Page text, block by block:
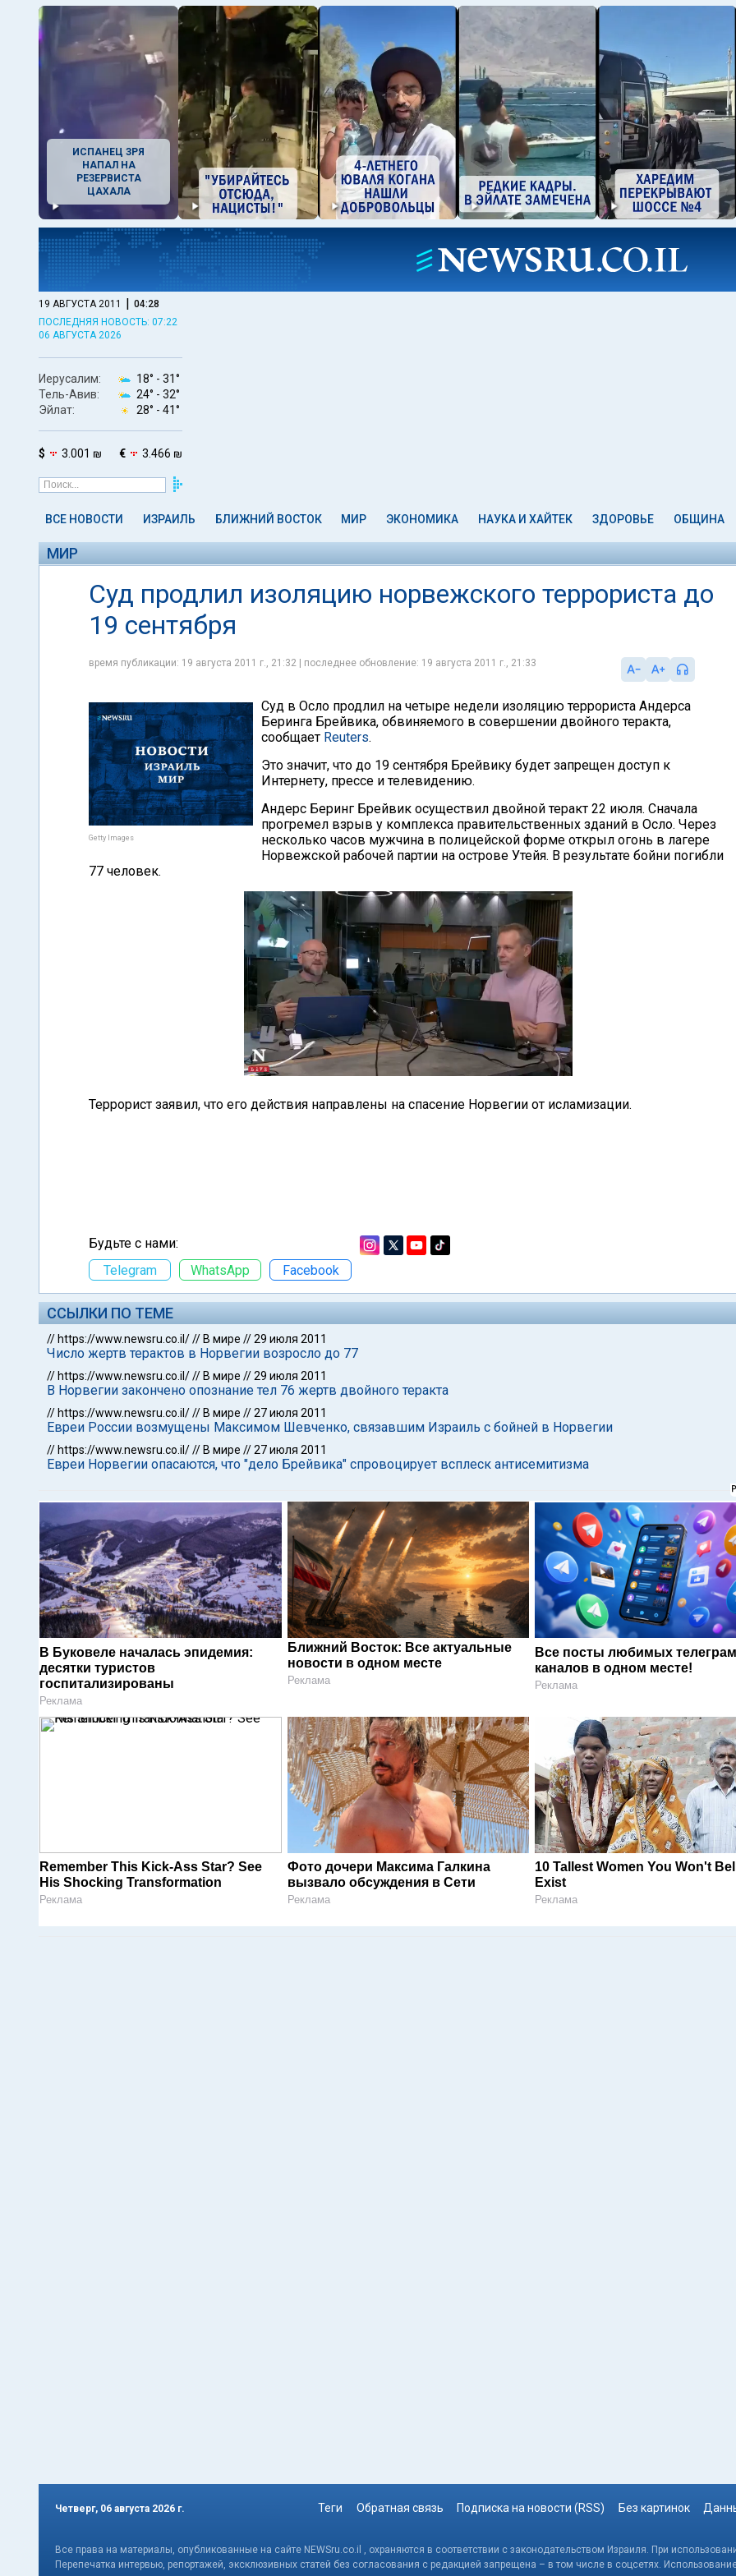
ИСПАНЕЦ ЗРЯ
НАПАЛ НА
РЕЗЕРВИСТА
ЦАХАЛА
19 АВГУСТА 2011 | 04:28
ПОСЛЕДНЯЯ НОВОСТЬ: 07:22
06 АВГУСТА 2026
Иерусалим: 18° - 31°
Тель-Авив:
24° - 32°
Эйлат:
28° - 41°
$ 3.001 ₪ € 3.466 ₪
ВСЕ НОВОСТИ ИЗРАИЛЬ БЛИЖНИЙ ВОСТОК МИР ЭКОНОМИКА НАУКА И ХАЙТЕК ЗДОРОВЬЕ ОБЩИНА
МИР
Суд продлил изоляцию норвежского террориста до
19 сентября
время публикации: 19 августа 2011 г., 21:32 | последнее обновление: 19 августа 2011 г., 21:33
Getty Images
Суд в Осло продлил на четыре недели изоляцию террориста Андерса
Беринга Брейвика, обвиняемого в совершении двойного теракта,
сообщает Reuters.
Это значит, что до 19 сентября Брейвику будет запрещен доступ к
Интернету, прессе и телевидению.
Андерс Беринг Брейвик осуществил двойной теракт 22 июля. Сначала
прогремел взрыв у комплекса правительственных зданий в Осло. Через
несколько часов мужчина в полицейской форме открыл огонь в лагере
Норвежской рабочей партии на острове Утейя. В результате бойни погибли
77 человек.
Террорист заявил, что его действия направлены на спасение Норвегии от исламизации.
Будьте с нами:
Telegram
WhatsApp Facebook
ССЫЛКИ ПО ТЕМЕ
// https://www.newsru.co.il/// В мире //29 июля 2011
Число жертв терактов в Норвегии возросло до 77
// https://www.newsru.co.il/// В мире //29 июля 2011
В Норвегии закончено опознание тел 76 жертв двойного теракта
// https://www.newsru.co.il/// В мире //27 июля 2011
Евреи России возмущены Максимом Шевченко, связавшим Израиль с бойней в Норвегии
// https://www.newsru.co.il/// В мире //27 июля 2011
Евреи Норвегии опасаются, что "дело Брейвика" спровоцирует всплеск антисемитизма
В Буковеле началась эпидемия:
десятки туристов
госпитализированы
Реклама
Ближний Восток: Все актуальные
новости в одном месте
Реклама
Все посты любимых
каналов в одном месте!
Реклама
Remember This Kick-Ass Star? See
His Shocking Transformation
Реклама
Фото дочери Максима Галкина
вызвало обсуждения в Сети
Реклама
10 Tallest Women You Won't
Exist
Реклама
Четверг, 06 августа 2026 г. Теги Обратная связь Подписка на новости (RSS) Без картинок
Все права на материалы, опубликованные на сайте NEWSru.co.il , охраняются в соответствии с законодательством Израиля. При
Перепечатка интервью, репортажей, эксклюзивных статей без согласования с редакцией запрещена – в том числе в соцсетях.